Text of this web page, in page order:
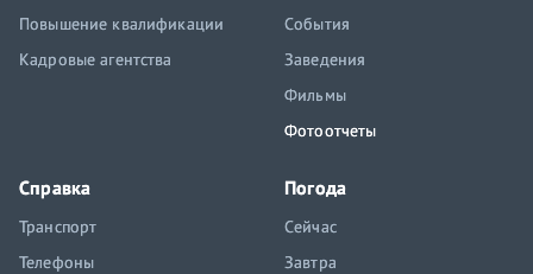
Повышение квалификации
Кадровые агентства
События
Заведения
Фильмы
Фотоотчеты
Справка
Транспорт
Телефоны
Погода
Сейчас
Завтра